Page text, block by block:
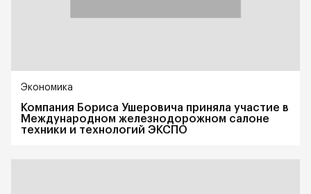
Экономика
Компания Бориса Ушеровича приняла участие в
Международном железнодорожном салоне
техники и технологий ЭКСПО